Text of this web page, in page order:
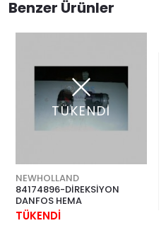
Benzer Ürünler
TÜKENDİ
NEWHOLLAND
84174896-DİREKSİYON
DANFOS HEMA
TÜKENDİ